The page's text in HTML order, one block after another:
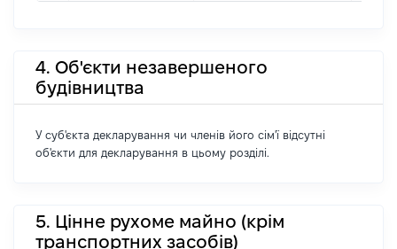
4. Об'єкти незавершеного
будівництва
У суб'єкта декларування чи членів його сім'ї відсутні
об'єкти для декларування в цьому розділі.
5. Цінне рухоме майно (крім
транспортних засобів)